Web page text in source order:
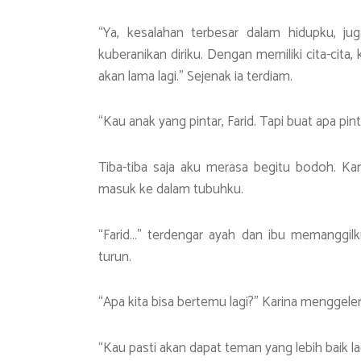
“Ya, kesalahan terbesar dalam hidupku,
kuberanikan diriku. Dengan memiliki cita-
akan lama lagi.” Sejenak ia terdiam.
“Kau anak yang pintar, Farid. Tapi buat apa
Tiba-tiba saja aku merasa begitu bodoh.
masuk ke dalam tubuhku.
“Farid…” terdengar ayah dan ibu
turun.
“Apa kita bisa bertemu lagi?” Karina
“Kau pasti akan dapat teman yang lebih baik